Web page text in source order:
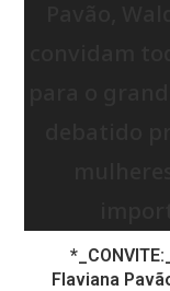
Flaviana